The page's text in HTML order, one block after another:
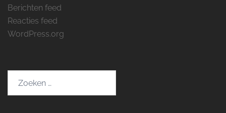
Berichten feed
Reacties feed
WordPress.org
naar: